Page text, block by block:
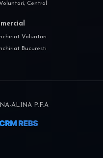
Central
Voluntari
Bucuresti
ALINA P.F.A